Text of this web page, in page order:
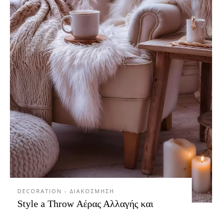
DECORATION - ΔΙΑΚΟΣΜΗΣΗ
Style a Throw Αέρας Αλλαγής και